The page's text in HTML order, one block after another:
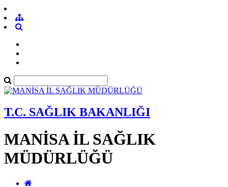
T.C. SAĞLIK BAKANLIĞI
MANİSA İL SAĞLIK
MÜDÜRLÜĞÜ